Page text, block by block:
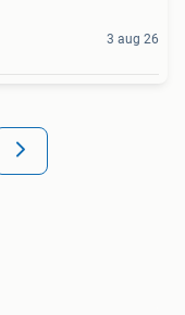
3 aug 26